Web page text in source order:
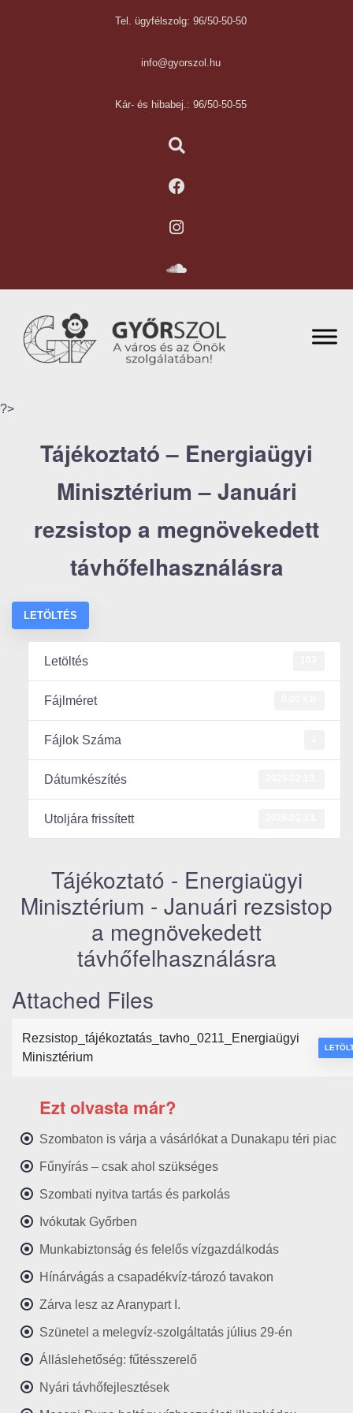
Tel. ügyfélszolg: 96/50-50-50
info@gyorszol.hu
Kár- és hibabej.: 96/50-50-55
?>
Tájékoztató – Energiaügyi
Minisztérium – Januári
rezsistop a megnövekedett
távhőfelhasználásra
LETÖLTÉS
Letöltés
Fájlméret
Fájlok Száma
Dátumkészítés
Utoljára frissített
Tájékoztató - Energiaügyi
Minisztérium - Januári rezsistop
a megnövekedett
távhőfelhasználásra
Attached Files
Rezsistop_tájékoztatás_tavho_0211_Energiaügyi
Minisztérium
Ezt olvasta már?
Szombaton is várja a vásárlókat a Dunakapu téri piac
Fűnyírás – csak ahol szükséges
Szombati nyitva tartás és parkolás
Ivókutak Győrben
Munkabiztonság és felelős vízgazdálkodás
Hínárvágás a csapadékvíz-tározó tavakon
Zárva lesz az Aranypart I.
Szünetel a melegvíz-szolgáltatás július 29-én
Álláslehetőség: fűtésszerelő
Nyári távhőfejlesztések